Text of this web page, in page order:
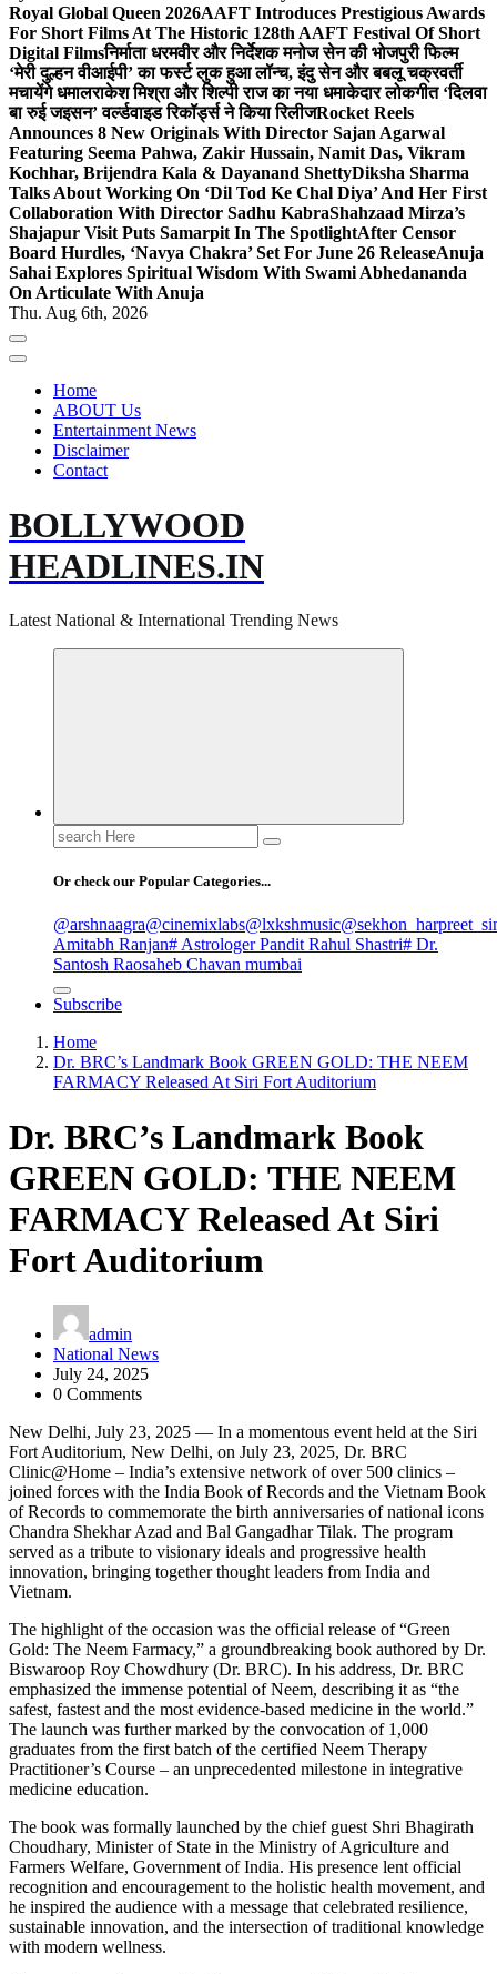
Royal Global Queen 2026AAFT Introduces Prestigious Awards
For Short Films At The Historic 128th AAFT Festival Of Short
Digital Filmsनिर्माता धरमवीर और निर्देशक मनोज सेन की भोजपुरी फिल्म
‘मेरी दुल्हन वीआईपी’ का फर्स्ट लुक हुआ लॉन्च, इंदु सेन और बबलू चक्रवर्ती
मचायेंगे धमालराकेश मिश्रा और शिल्पी राज का नया धमाकेदार लोकगीत ‘दिलवा
बा रुई जइसन’ वर्ल्डवाइड रिकॉर्ड्स ने किया रिलीजRocket Reels
Announces 8 New Originals With Director Sajan Agarwal
Featuring Seema Pahwa, Zakir Hussain, Namit Das, Vikram
Kochhar, Brijendra Kala & Dayanand ShettyDiksha Sharma
Talks About Working On ‘Dil Tod Ke Chal Diya’ And Her First
Collaboration With Director Sadhu KabraShahzaad Mirza’s
Shajapur Visit Puts Samarpit In The SpotlightAfter Censor
Board Hurdles, ‘Navya Chakra’ Set For June 26 ReleaseAnuja
Sahai Explores Spiritual Wisdom With Swami Abhedananda
On Articulate With Anuja
Thu. Aug 6th, 2026
Home
ABOUT Us
Entertainment News
Disclaimer
Contact
BOLLYWOOD
HEADLINES.IN
Latest National & International Trending News
Search
for:
Or check our Popular Categories...
@arshnaagra@cinemixlabs@lxkshmusic
Amitabh Ranjan# Astrologer Pandit Rahul Shastri# Dr.
Santosh Raosaheb Chavan mumbai
Subscribe
Home
Dr. BRC’s Landmark Book GREEN GOLD: THE NEEM
FARMACY Released At Siri Fort Auditorium
Dr. BRC’s Landmark Book
GREEN GOLD: THE NEEM
FARMACY Released At Siri
Fort Auditorium
admin
National News
July 24, 2025
0 Comments
New Delhi, July 23, 2025 — In a momentous event held at the Siri
Fort Auditorium, New Delhi, on July 23, 2025, Dr. BRC
Clinic@Home – India’s extensive network of over 500 clinics –
joined forces with the India Book of Records and the Vietnam Book
of Records to commemorate the birth anniversaries of national icons
Chandra Shekhar Azad and Bal Gangadhar Tilak. The program
served as a tribute to visionary ideals and progressive health
innovation, bringing together thought leaders from India and
Vietnam.
The highlight of the occasion was the official release of “Green
Gold: The Neem Farmacy,” a groundbreaking book authored by Dr.
Biswaroop Roy Chowdhury (Dr. BRC). In his address, Dr. BRC
emphasized the immense potential of Neem, describing it as “the
safest, fastest and the most evidence-based medicine in the world.”
The launch was further marked by the convocation of 1,000
graduates from the first batch of the certified Neem Therapy
Practitioner’s Course – an unprecedented milestone in integrative
medicine education.
The book was formally launched by the chief guest Shri Bhagirath
Choudhary, Minister of State in the Ministry of Agriculture and
Farmers Welfare, Government of India. His presence lent official
recognition and encouragement to the holistic health movement, and
he inspired the audience with a message that celebrated resilience,
sustainable innovation, and the intersection of traditional knowledge
with modern wellness.